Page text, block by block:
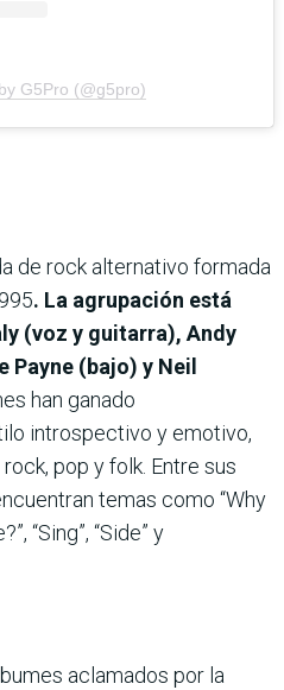
G5Pro (@g5pro)
de rock alternativo formada
. La agrupación está
(voz y guitarra), Andy
Payne (bajo) y Neil
han ganado
introspectivo y emotivo,
pop y folk. Entre sus
temas como “Why
“Sing”, “Side” y
aclamados por la